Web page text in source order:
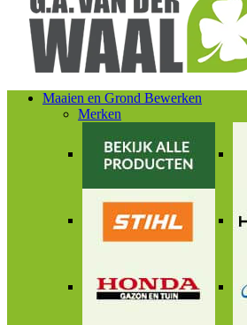
Maaien en Grond Bewerken
Merken